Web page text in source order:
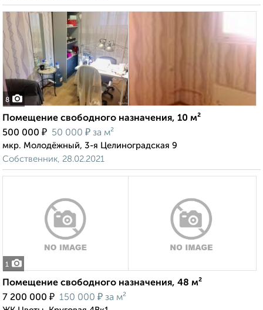
8
Помещение свободного назначения, 10 м²
500 000 ₽ 50 000 ₽ за м²
мкр. Молодёжный, 3-я Целиноградская 9
Собственник, 28.02.2021
1
Помещение свободного назначения, 48 м²
7 200 000 ₽ 150 000 ₽ за м²